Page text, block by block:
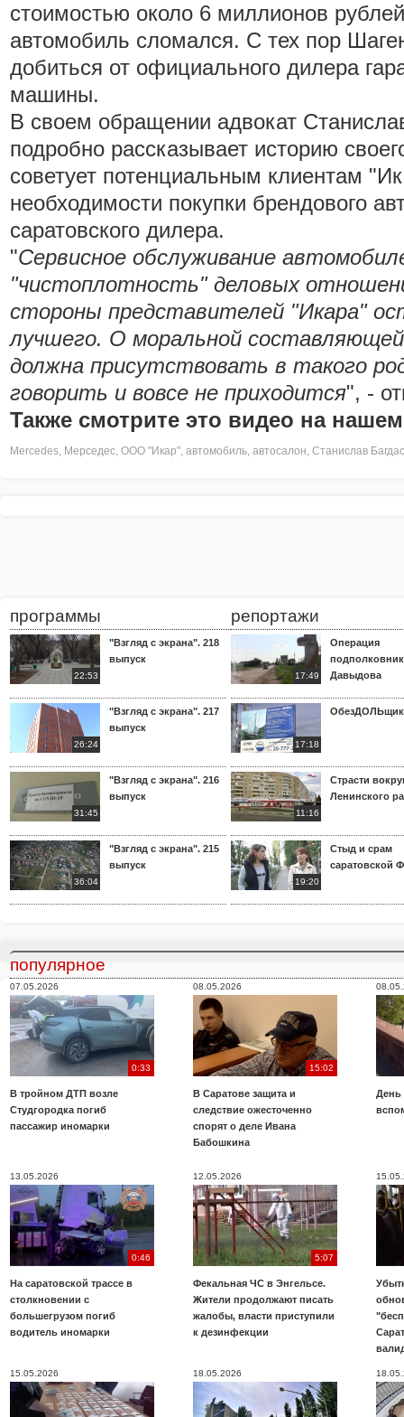
стоимостью около 6 миллионов
автомобиль сломался. С тех пор
добиться от официального дилера
машины.
В своем обращении адвокат
подробно рассказывает историю
советует потенциальным клиентам
необходимости покупки брендового
саратовского дилера.
"Сервисное обслуживание
"чистоплотность" деловых
стороны представителей "Икара"
лучшего. О моральной
должна присутствовать в такого
говорить и вовсе не приходится", -
Также смотрите это видео на
Mercedes, Мерседес, ООО "Икар", автомобиль, автосалон, Станислав
программы
22:53
"Взгляд с экрана". 218
выпуск
26:24
"Взгляд с экрана". 217
выпуск
31:45
"Взгляд с экрана". 216
выпуск
36:04
"Взгляд с экрана". 215
выпуск
репортажи
17:49
Операция
Давыдова
17:18
11:16
Страсти
Ленинского
19:20
Стыд и срам
саратовской
популярное
07.05.2026
0:33
В тройном ДТП возле
Студгородка погиб
пассажир иномарки
08.05.2026
15:02
В Саратове защита и
следствие ожесточенно
спорят о деле Ивана
Бабошкина
День
13.05.2026
0:46
На саратовской трассе в
столкновении с
большегрузом погиб
водитель иномарки
12.05.2026
5:07
Фекальная ЧС в Энгельсе.
Жители продолжают писать
жалобы, власти приступили
к дезинфекции
15.05.2026 18.05.2026